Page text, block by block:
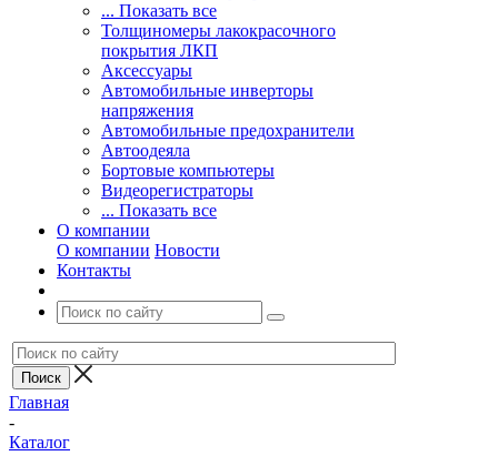
... Показать все
Толщиномеры лакокрасочного
покрытия ЛКП
Аксессуары
Автомобильные инверторы
напряжения
Автомобильные предохранители
Автоодеяла
Бортовые компьютеры
Видеорегистраторы
... Показать все
О компании
О компании Новости
Контакты
Главная
-
Каталог